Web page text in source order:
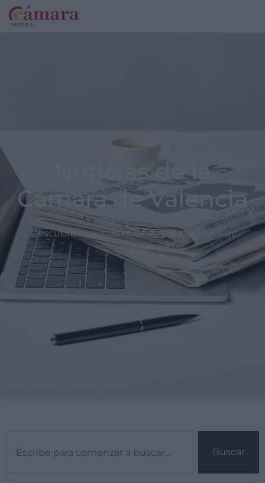
Noticias de la
Cámara de Valencia
Descubre nuestras noticias y actividades de
interés
Buscar